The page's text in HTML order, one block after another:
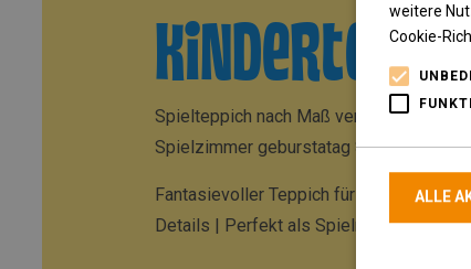
Spielteppich nach Maß
Spielzimmer geburstatag
Fantasievoller Teppich für alle Kinder in
Details | Perfekt als Spielmatte für
weitere
Cookie-
ALLE